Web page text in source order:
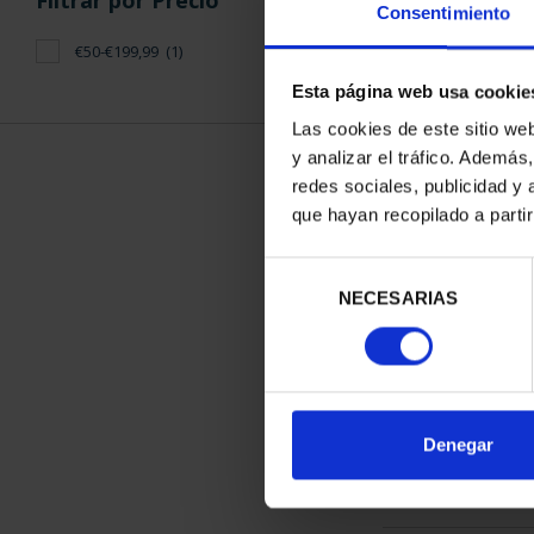
Consentimiento
Esta página web usa
Las cookies de este sitio
y analizar el tráfico.
redes sociales, publicidad y
que hayan recopilado a
consentimiento
NECESARIAS
Denegar
€50-€199,99 (1)
CAPITALES
ORDENAR POR: